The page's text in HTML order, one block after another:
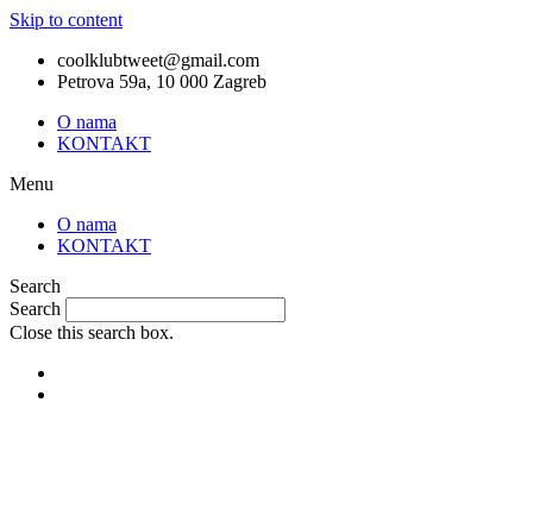
Skip to content
coolklubtweet@gmail.com
Petrova 59a, 10 000 Zagreb
O nama
KONTAKT
Menu
O nama
KONTAKT
Search
Search
Close this search box.